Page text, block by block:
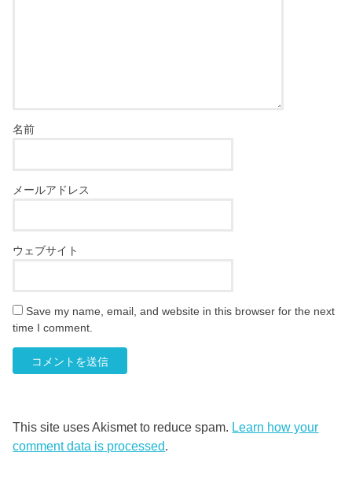
名前
メールアドレス
ウェブサイト
Save my name, email, and website in this browser for the next
time I comment.
This site uses Akismet to reduce spam. Learn how your
comment data is processed.